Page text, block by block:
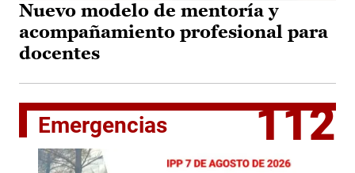
Nuevo modelo de mentoría y
acompañamiento profesional para
docentes
Emergencias 112